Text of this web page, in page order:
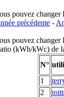
pouvez changer
précédente -
pouvez changer
(kWh/kWc) de
N°
1
2